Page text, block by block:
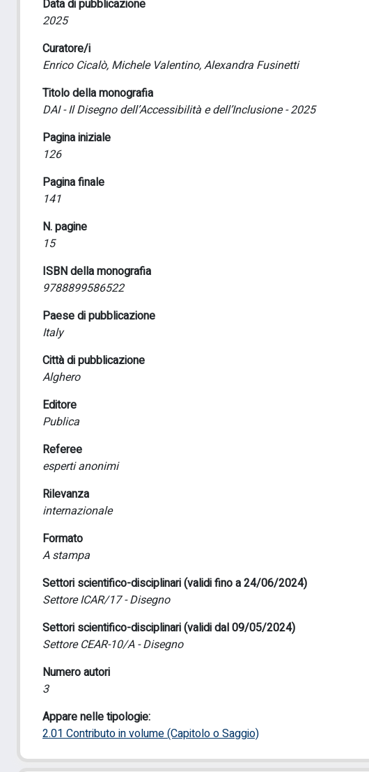
Data di pubblicazione
2025
Curatore/i
Enrico Cicalò, Michele Valentino, Alexandra Fusinetti
Titolo della monografia
DAI - Il Disegno dell’Accessibilità e dell’Inclusione - 2025
Pagina iniziale
126
Pagina finale
141
N. pagine
15
ISBN della monografia
9788899586522
Paese di pubblicazione
Italy
Città di pubblicazione
Alghero
Editore
Publica
Referee
esperti anonimi
Rilevanza
internazionale
Formato
A stampa
Settori scientifico-disciplinari (validi fino a 24/06/2024)
Settore ICAR/17 - Disegno
Settori scientifico-disciplinari (validi dal 09/05/2024)
Settore CEAR-10/A - Disegno
Numero autori
3
Appare nelle tipologie:
2.01 Contributo in volume (Capitolo o Saggio)